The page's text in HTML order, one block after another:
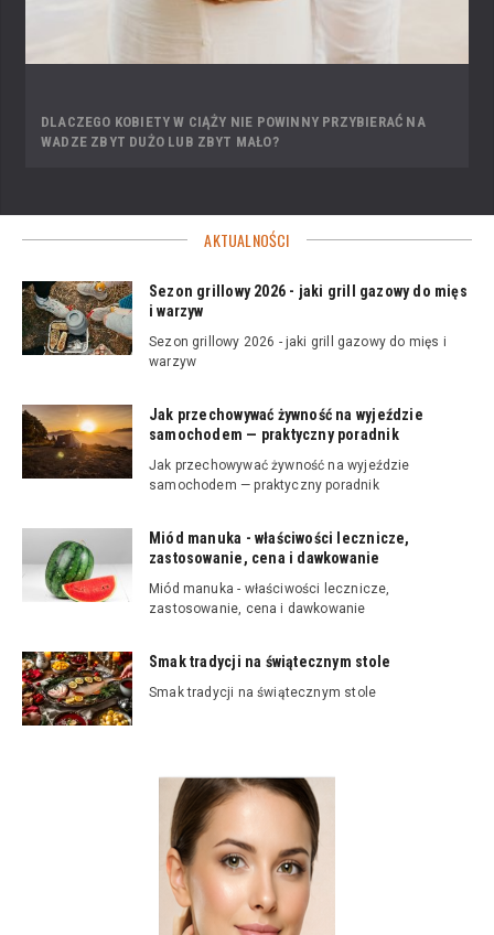
DLACZEGO KOBIETY W CIĄŻY NIE POWINNY PRZYBIERAĆ NA
WADZE ZBYT DUŻO LUB ZBYT MAŁO?
AKTUALNOŚCI
Sezon grillowy 2026 - jaki grill gazowy do mięs
i warzyw
Sezon grillowy 2026 - jaki grill gazowy do mięs i
warzyw
Jak przechowywać żywność na wyjeździe
samochodem — praktyczny poradnik
Jak przechowywać żywność na wyjeździe
samochodem — praktyczny poradnik
Miód manuka - właściwości lecznicze,
zastosowanie, cena i dawkowanie
Miód manuka - właściwości lecznicze,
zastosowanie, cena i dawkowanie
Smak tradycji na świątecznym stole
Smak tradycji na świątecznym stole